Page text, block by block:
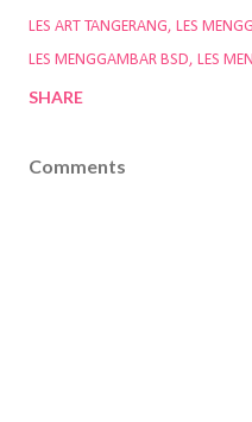
LES ART TANGERANG
LES
LES MENGGAMBAR BSD
LES
SHARE
Comments